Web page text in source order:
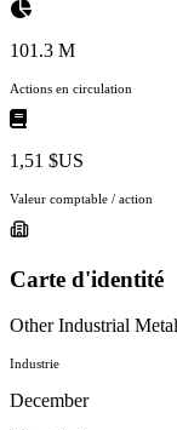
101.3 M
Actions en circulation
1,51 $US
Valeur comptable / action
Carte d'identité
Other Industrial
Industrie
December